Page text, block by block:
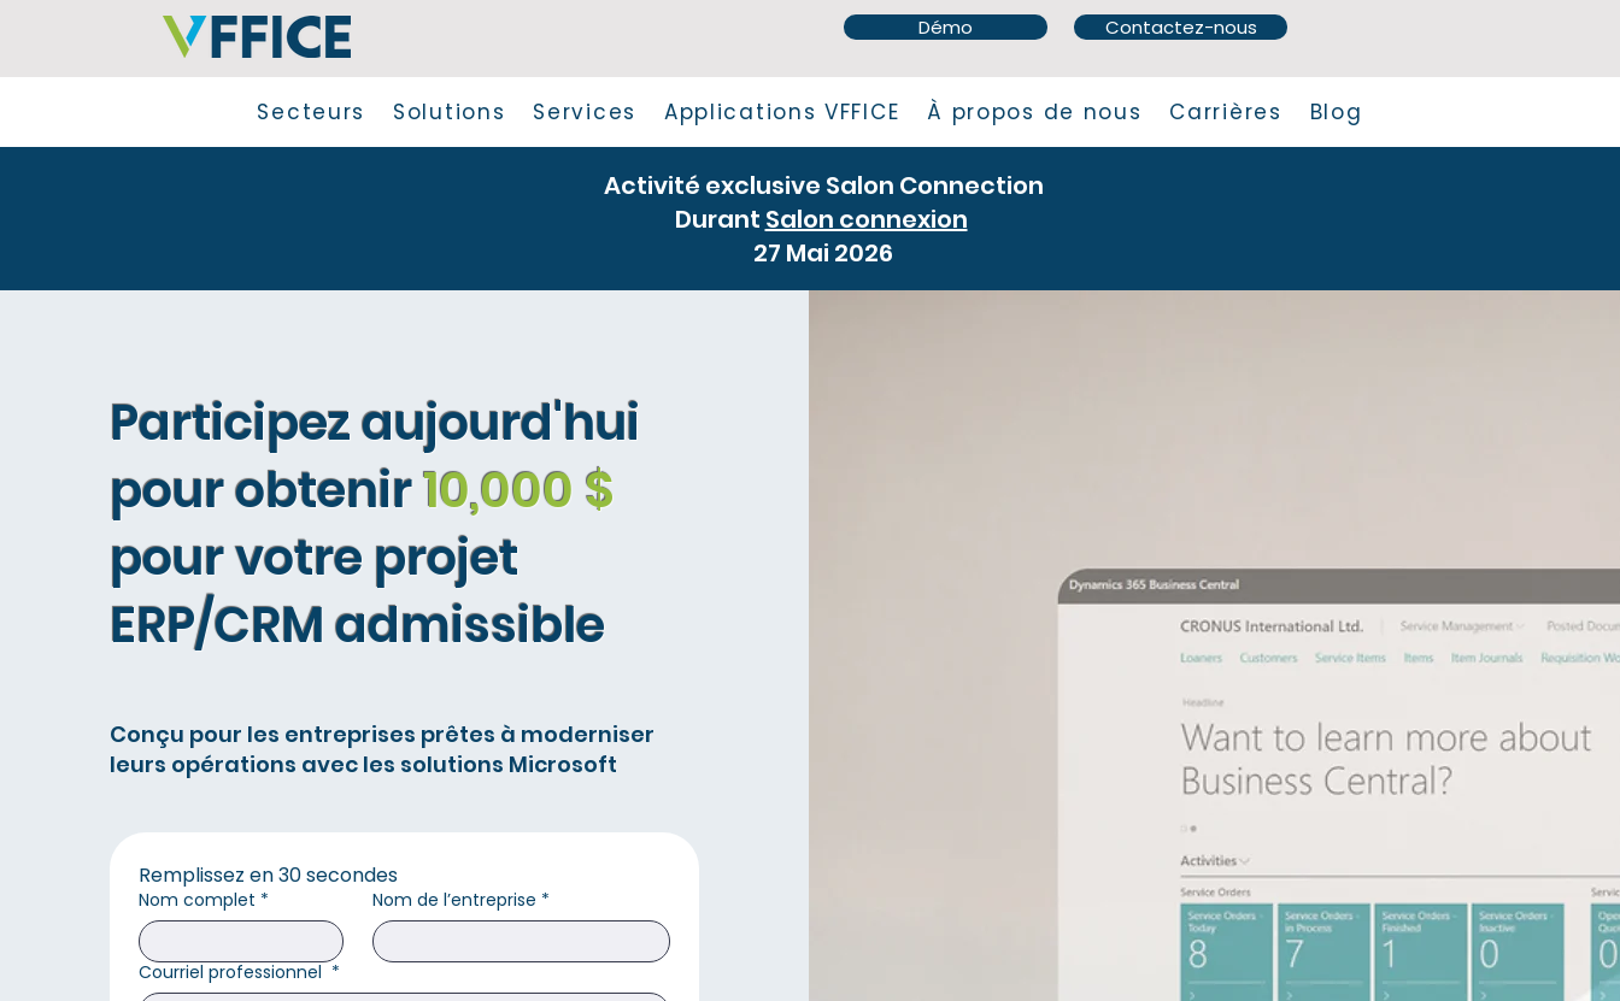
Démo Contactez-nous
Secteurs Solutions Services Applications VFFICE À propos de nous Carrières Blog
Activité exclusive Salon Connection
Durant Salon connexion
27 Mai 2026
Participez aujourd'hui
pour obtenir10,000 $
pour votre projet
ERP/CRM admissible
Conçu pour les entreprises prêtes à moderniser
leurs opérations avec les solutions Microsoft
Remplissez en 30 secondes
Nom complet * Nom de l’entreprise *
Courriel professionnel *